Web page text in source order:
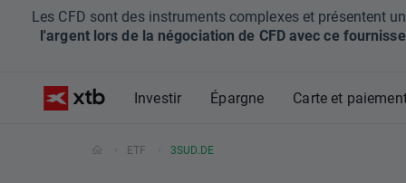
Les CFD sont des instruments complexes et présentent
l'argent lors de la négociation de CFD avec ce
Investir Épargne Carte et
ETF 3SUD.DE